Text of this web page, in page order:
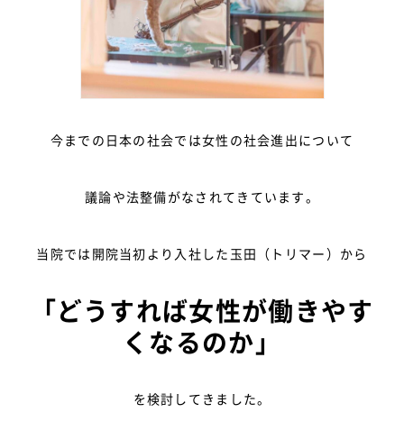
今までの日本の社会では女性の社会進出について
議論や法整備がなされてきています。
当院では開院当初より入社した玉田（トリマー）から
「どうすれば女性が働きやす
くなるのか」
を検討してきました。